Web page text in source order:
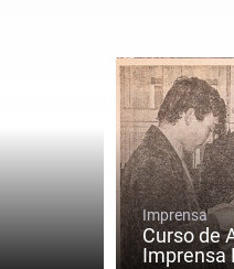
Imprensa
Curso de
Imprensa